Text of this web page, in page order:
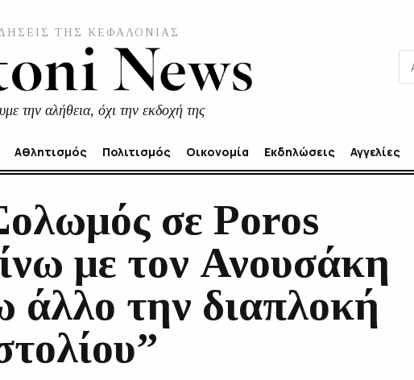
ΤΗΣ ΚΕΦΑΛΟΝΙΑΣ
την αλήθεια, όχι την εκδοχή της
Αθλητισμός Πολιτισμός Οικονομία Εκδηλώσεις Αγγελίες
σε Poros
με τον Ανουσάκη
άλλο την διαπλοκή